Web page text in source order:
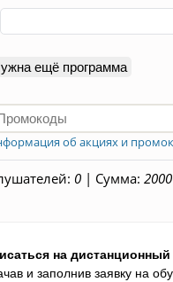
ещё программа
об акциях и
0| Сумма:
на
и заполнив заявку на